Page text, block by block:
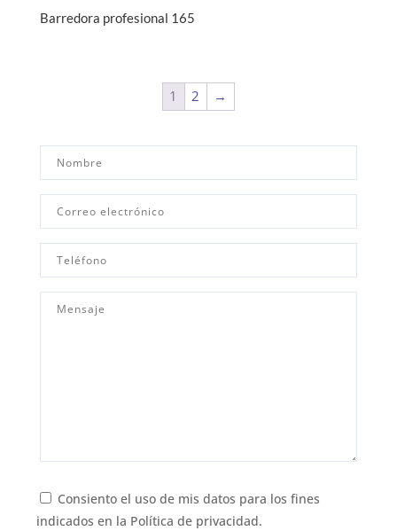
Barredora profesional 165
1 2 →
Consiento el uso de mis datos para los fines
indicados en la Política de privacidad.